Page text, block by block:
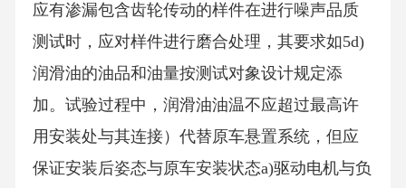
应有渗漏包含齿轮传动的样件在进行噪声品质
测试时，应对样件进行磨合处理，其要求如5d)
润滑油的油品和油量按测试对象设计规定添
加。试验过程中，润滑油油温不应超过最高许
用安装处与其连接）代替原车悬置系统，但应
保证安装后姿态与原车安装状态a)驱动电机与负